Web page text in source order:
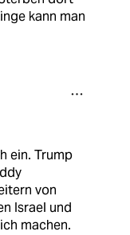
kann man
ein. Trump
von
Israel und
machen.